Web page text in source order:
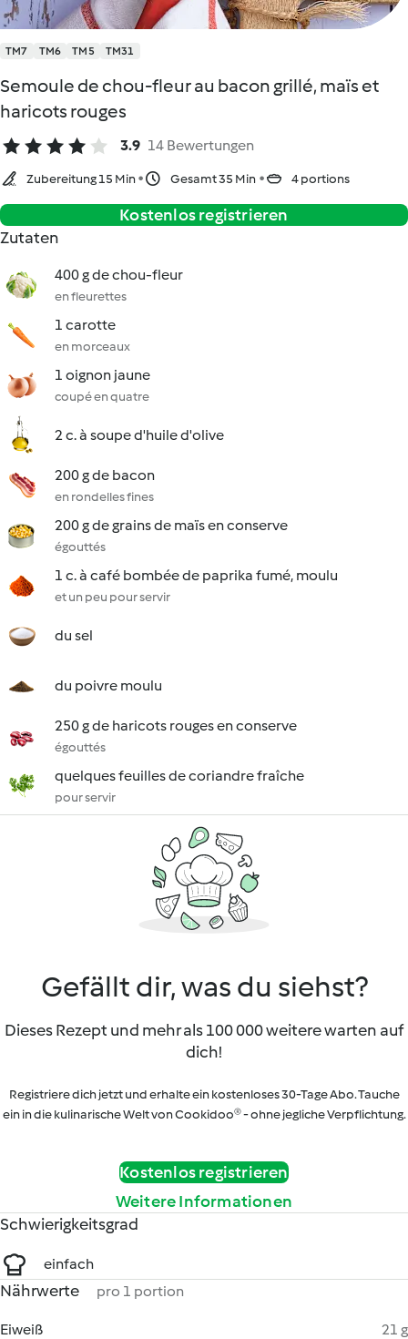
TM7 TM6 TM5 TM31
Semoule de chou-fleur au bacon grillé, maïs et
haricots rouges
3.9 14 Bewertungen
Zubereitung 15 Min Gesamt 35 Min 4 portions
Kostenlos registrieren
Zutaten
400 g de chou-fleur
en fleurettes
1 carotte
en morceaux
1 oignon jaune
coupé en quatre
2 c. à soupe d'huile d'olive
200 g de bacon
en rondelles fines
200 g de grains de maïs en conserve
égouttés
1 c. à café bombée de paprika fumé, moulu
et un peu pour servir
du sel
du poivre moulu
250 g de haricots rouges en conserve
égouttés
quelques feuilles de coriandre fraîche
pour servir
Gefällt dir, was du siehst?
Dieses Rezept und mehr als 100 000 weitere warten auf
dich!
Registriere dich jetzt und erhalte ein kostenloses 30-Tage Abo. Tauche
ein in die kulinarische Welt von Cookidoo® - ohne jegliche Verpflichtung.
Kostenlos registrieren
Weitere Informationen
Schwierigkeitsgrad
einfach
Nährwerte pro 1 portion
Eiweiß
21 g